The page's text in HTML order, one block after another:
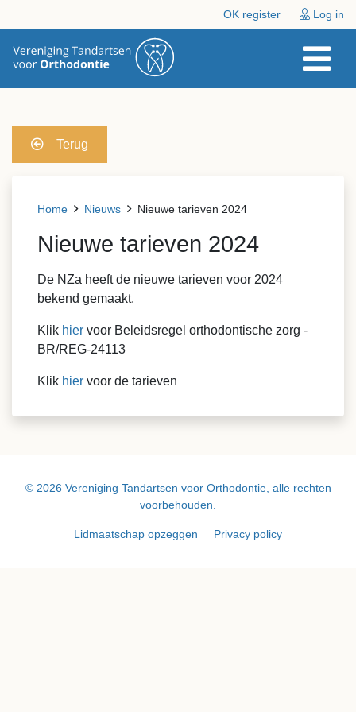
OK register Log in
Terug
Home Nieuws Nieuwe tarieven 2024
Nieuwe tarieven 2024
De NZa heeft de nieuwe tarieven voor 2024
bekend gemaakt.
Klik hier voor Beleidsregel orthodontische zorg -
BR/REG-24113
Klik hier voor de tarieven
© 2026 Vereniging Tandartsen voor Orthodontie, alle rechten
voorbehouden.
Lidmaatschap opzeggen Privacy policy